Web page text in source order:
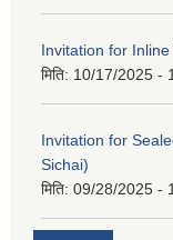
Invitation for
मिति: 10/17/2025 -
Invitation for
Sichai)
मिति: 09/28/2025 -